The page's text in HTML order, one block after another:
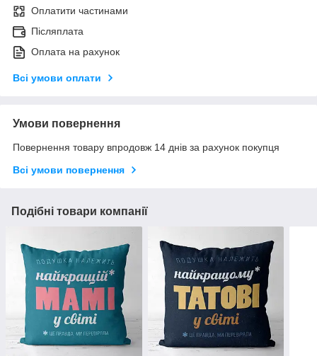
Оплатити частинами
Післяплата
Оплата на рахунок
Всі умови оплати
Умови повернення
Повернення товару впродовж 14 днів за рахунок покупця
Всі умови повернення
Подібні товари компанії